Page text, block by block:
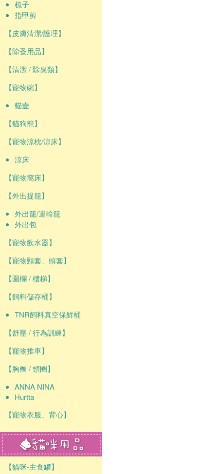
梳子
指甲剪
【皮膚清潔/護理】
【除蚤用品】
【清潔 / 除臭類】
【寵物碗】
貓壹
【貓狗籠】
【寵物涼枕/涼床】
涼床
【寵物窩床】
【外出提籠】
外出籠/運輸籠
外出包
【寵物飲水器】
【寵物頸套、頭套】
【圍欄 / 樓梯】
【飼料儲存桶】
TNR飼料真空保鮮桶
【舒壓 / 行為訓練】
【寵物推車】
【胸圈 / 頸圈】
ANNA NINA
Hurtta
【寵物衣服、背心】
【貓咪-主食罐】